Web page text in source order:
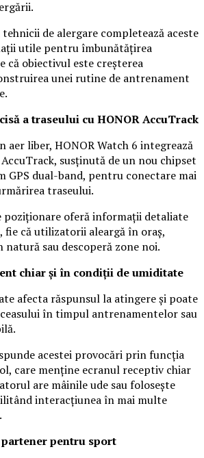
tehnicii de alergare completează aceste
utile pentru îmbunătățirea
că obiectivul este creșterea
unei rutine de antrenament
a traseului cu HONOR AccuTrack
liber, HONOR Watch 6 integrează
susținută de un nou chipset
GPS dual-band, pentru conectare mai
traseului.
poziționare oferă informații detaliate
că utilizatorii aleargă în oraș,
natură sau descoperă zone noi.
chiar și în condiții de umiditate
afecta răspunsul la atingere și poate
în timpul antrenamentelor sau
acestei provocări prin funcția
care menține ecranul receptiv chiar
are mâinile ude sau folosește
interacțiunea în mai multe
pentru sport